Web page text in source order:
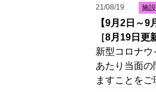
21/08/19 施
【9月2日～
［8月19日更
新型コロナ
あたり当面の
ますことをご